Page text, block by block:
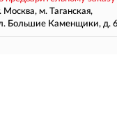
Москва, м. Таганская,
Большие Каменщики, д.